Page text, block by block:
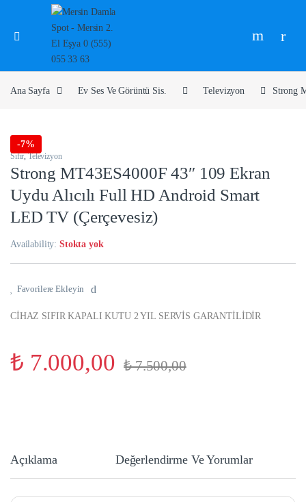
Ana Sayfa Ev Ses Ve Görüntü Sis. Televizyon Strong
-7%
Sıfır,Televizyon
Strong MT43ES4000F 43″ 109 Ekran
Uydu Alıcılı Full HD Android Smart
LED TV (Çerçevesiz)
Availability:Stokta yok
Favorilere Ekleyin
CİHAZ SIFIR KAPALI KUTU 2 YIL SERVİS GARANTİLİDİR
₺ 7.000,00 ₺7.500,00
Açıklama Değerlendirme Ve Yorumlar